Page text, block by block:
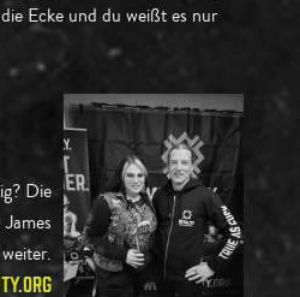
Ecke und du weißt es nur
Die